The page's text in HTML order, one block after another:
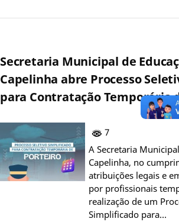
Secretaria Municipal de
Capelinha abre Processo
para Contratação Temporária
7
A Secretaria
Capelinha, no
atribuições legais e
por profissionais
realização de um
Simplificado para…